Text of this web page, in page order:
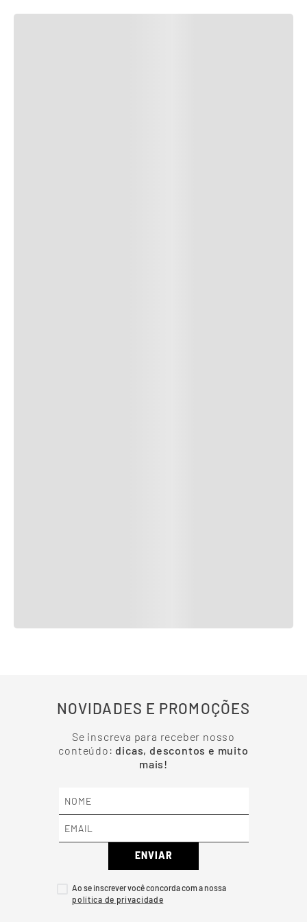
NOVIDADES E PROMOÇÕES
Se inscreva para receber nosso
conteúdo: dicas, descontos e muito
mais!
ENVIAR
Ao se inscrever você concorda com a nossa